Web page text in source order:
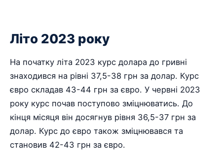
Літо 2023 року
На початку літа 2023 курс долара до гривні
знаходився на рівні 37,5-38 грн за долар. Курс
євро складав 43-44 грн за євро. У червні 2023
року курс почав поступово зміцнюватись. До
кінця місяця він досягнув рівня 36,5-37 грн за
долар. Курс до євро також зміцнювався та
становив 42-43 грн за євро.